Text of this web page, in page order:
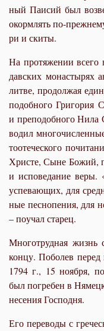
ный Па­и­сий был
окорм­лять по-
ри и ски­ты.
На про­тя­же­нии все­го
дав­ских
лит­ве, про­дол­жая
по­доб­но­го Гри­го­рия
и пре­по­доб­но­го
во­дил
то­оте­че­ско­го
Хри­сте, Сыне Бо­жий,
и ис­по­ве­да­ние ве­ры.
успе­ва­ю­щих, для
ные пес­но­пе­ния, для
– по­учал ста­рец.
Мно­го­труд­ная жизнь
кон­цу. По­болев
1794 г., 15 но­яб­ря,
был по­гре­бен в
не­се­ния Гос­под­ня.
Его пе­ре­во­ды с